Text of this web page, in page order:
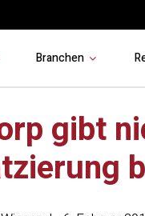
Branchen
gibt